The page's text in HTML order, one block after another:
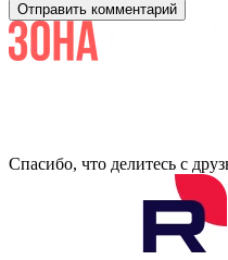
Отправить комментарий
Спасибо, что делитесь с